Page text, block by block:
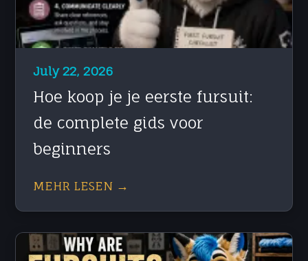
July 22, 2026
Hoe koop je je eerste fursuit:
de complete gids voor
beginners
MEHR LESEN →